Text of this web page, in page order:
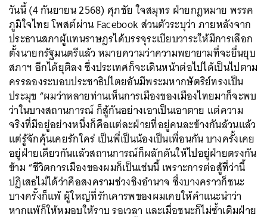
วันนี้ (4 กันยายน 2568) ศุภชัย ใจสมุทร ฝ่ายกฎหมาย พรรค
ภูมิใจไทย โพสต์ผ่าน Facebook ส่วนตัวระบุว่า ภายหลังจาก
ประธานสภาผู้แทนราษฎรได้บรรจุระเบียบวาระให้มีการเลือก
ตั้งนายกรัฐมนตรีแล้ว หมายความว่าความพยายามที่จะยื่นยุบ
สภาฯ อีกได้ยุติลง ซึ่งประเทศก็จะเดินหน้าต่อไปได้เป็นไปตาม
ครรลองระบอบประชาธิปไตยอันมีพระมหากษัตริย์ทรงเป็น
ประมุข “ผมว่าหลายท่านเห็นการเมืองของเมืองไทยมาก็จะพบ
ว่าในบางสถานการณ์ ก็สู้กันอย่างเอาเป็นเอาตาย แต่ความ
จริงที่มีอยู่อย่างหนึ่งก็คือแต่ละฝ่ายที่อยู่คนละข้างกันล้วนแล้ว
แต่รู้จักคุ้นเคยรักใคร่ เป็นพี่เป็นน้องเป็นเพื่อนกัน บางครั้งเคย
อยู่ฝ่ายเดียวกันแล้วสถานการณ์ก็ผลักดันให้ไปอยู่ฝ่ายตรงกัน
ข้าม “ชีวิตการเมืองของผมก็เป็นเช่นนี้ เพราะการต่อสู้ที่ว่านี้
ปฏิเสธไม่ได้ว่าคือสงครามช่วงชิงอำนาจ ซึ่งบางคราวก็ชนะ
บางครั้งก็แพ้ ผู้ใหญ่ที่รักเคารพของผมเคยให้คำแนะนำว่า
หากแพ้ก็ให้หมอบให้ราบ รอเวลา และเมื่อชนะก็ไม่ซ้ำเติมฝ่าย